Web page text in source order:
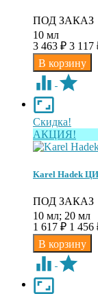
ПОД ЗАКАЗ
10 мл
3 463 ₽ 3 117
Скидка!
АКЦИЯ!
Karel Hadek
ПОД ЗАКАЗ
10 мл; 20 мл
1 617 ₽ 1 456